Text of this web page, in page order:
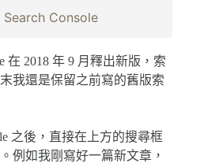
Search Console
在 2018 年 9 月釋出新版，索
我還是保留之前寫的舊版索
之後，直接在上方的搜尋框
例如我剛寫好一篇新文章，